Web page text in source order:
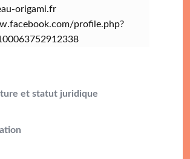
origami.fr
profile.php?
et statut juridique